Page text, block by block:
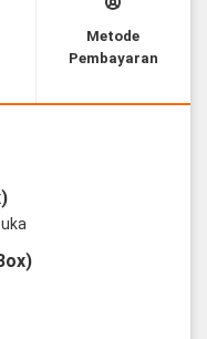
Metode
Pembayaran